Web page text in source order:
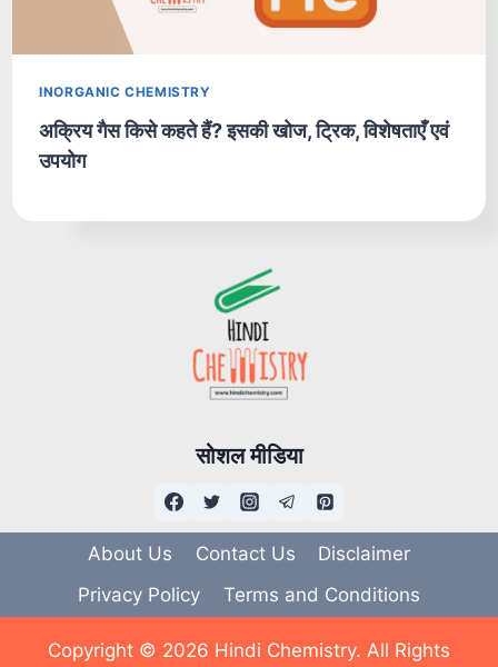
INORGANIC CHEMISTRY
अक्रिय गैस किसे कहते हैं? इसकी खोज, ट्रिक, विशेषताएँ एवं
उपयोग
सोशल मीडिया
About Us Contact Us
Disclaimer
Privacy Policy
Terms and Conditions
Copyright © 2026 Hindi Chemistry. All Rights